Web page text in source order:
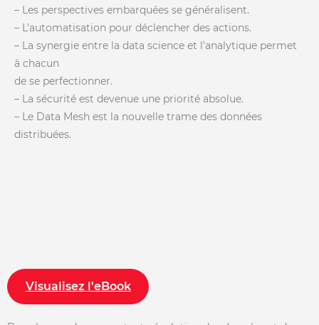
– Les perspectives embarquées se généralisent.
– L’automatisation pour déclencher des actions.
– La synergie entre la data science et l’analytique permet
à chacun
de se perfectionner.
– La sécurité est devenue une priorité absolue.
– Le Data Mesh est la nouvelle trame des données
distribuées.
Visualisez l'eBook